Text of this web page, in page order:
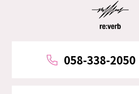
058-338-2050